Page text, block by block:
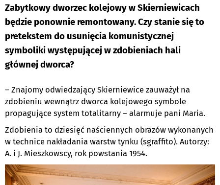
Zabytkowy dworzec kolejowy w Skierniewicach
będzie ponownie remontowany. Czy stanie się to
pretekstem do usunięcia komunistycznej
symboliki występującej w zdobieniach hali
głównej dworca?
– Znajomy odwiedzający Skierniewice zauważył na
zdobieniu wewnątrz dworca kolejowego symbole
propagujące system totalitarny – alarmuje pani Maria.
Zdobienia to dziesięć naściennych obrazów wykonanych
w technice nakładania warstw tynku (sgraffito). Autorzy:
A. i J. Mieszkowscy, rok powstania 1954.